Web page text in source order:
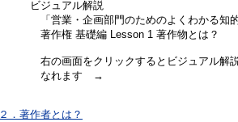
ビジュアル解説
「営業・企画部門のためのよくわかる知的
著作権 基礎編 Lesson 1 著作物とは？
右の画面をクリックするとビジュアル解
なれます →
２．著作者とは？